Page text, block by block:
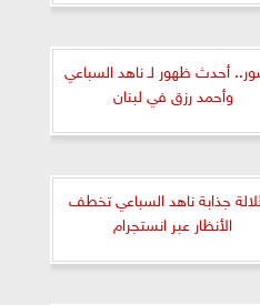
أحدث ظهور لـ ناهد السباعي
وأحمد رزق في لبنان
جذابة ناهد السباعي تخطف
الأنظار عبر انستجرام